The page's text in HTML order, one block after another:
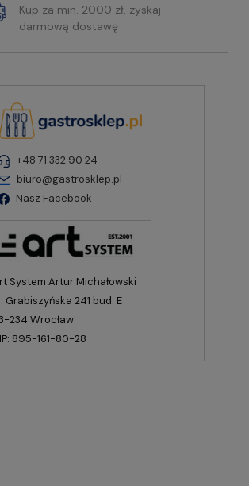
Kup za min. 2000 zł, zyskaj
darmową dostawę
+48 71 332 90 24
biuro@gastrosklep.pl
Nasz Facebook
System Artur Michałowski
Grabiszyńska 241 bud. E
234 Wrocław
895-161-80-28